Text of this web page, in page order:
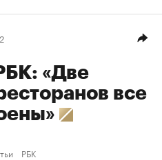
«Две
все
РБК